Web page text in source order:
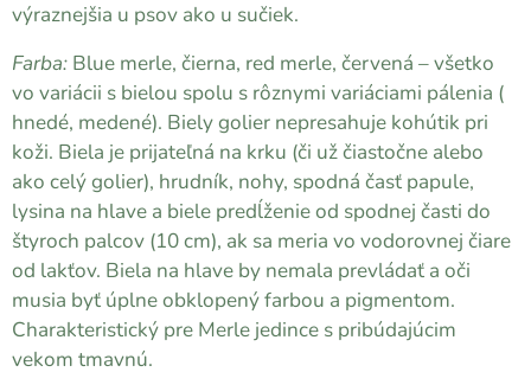
výraznejšia u psov ako u sučiek.
Farba: Blue merle, čierna, red merle, červená – všetko
vo variácii s bielou spolu s rôznymi variáciami pálenia (
hnedé, medené). Biely golier nepresahuje kohútik pri
koži. Biela je prijateľná na krku (či už čiastočne alebo
ako celý golier), hrudník, nohy, spodná časť papule,
lysina na hlave a biele predĺženie od spodnej časti do
štyroch palcov (10 cm), ak sa meria vo vodorovnej čiare
od lakťov. Biela na hlave by nemala prevládať a oči
musia byť úplne obklopený farbou a pigmentom.
Charakteristický pre Merle jedince s pribúdajúcim
vekom tmavnú.